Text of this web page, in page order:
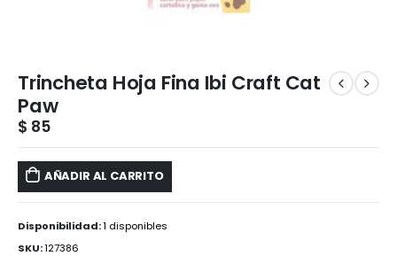
Trincheta Hoja Fina Ibi Craft Cat
Paw
$ 85
AÑADIR AL CARRITO
Disponibilidad:1 disponibles
SKU:127386